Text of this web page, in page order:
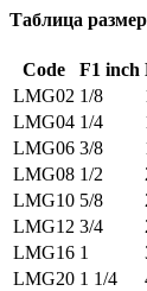
Таблица
Code F1 inch
LMG02 1/8
LMG04 1/4
LMG06 3/8
LMG08 1/2
LMG10 5/8
LMG12 3/4
LMG16 1
LMG20 1 1/4